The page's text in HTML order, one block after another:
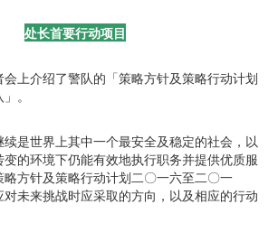
处长首要行动项目
上介绍了警队的「策略方针及策略行动计划
。
是世界上其中一个最安全及稳定的社会，以
的环境下仍能有效地执行职务并提供优质服
方针及策略行动计划二〇一六至二〇一
未来挑战时应采取的方向，以及相应的行动